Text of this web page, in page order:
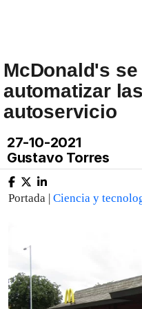
McDonald's
automatizar
autoservicio
27-10-2021
Gustavo Torres
Portada | Ciencia y